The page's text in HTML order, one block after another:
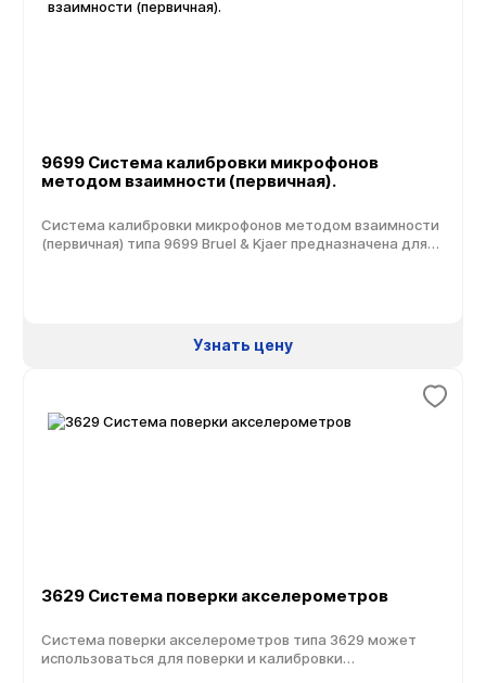
9699 Система калибровки микрофонов
методом взаимности (первичная).
Система калибровки микрофонов методом взаимности
(первичная) типа 9699 Bruel & Kjaer предназначена для
требованиями пользователя. Эта система может
работать в «нормальной» лабораторной среде
данная система выполняет селективные измерения на
[…]
Узнать цену
3629 Система поверки акселерометров
Система поверки акселерометров типа 3629 может
использоваться для поверки и калибровки